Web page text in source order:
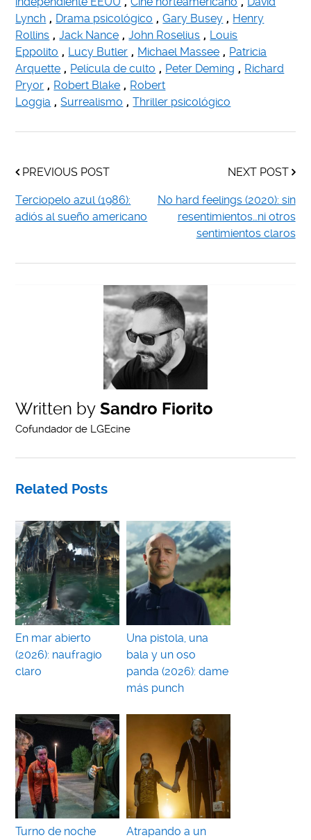
Lynch , Drama psicológico , Gary Busey , Henry
Rollins , Jack Nance , John Roselius , Louis
Eppolito , Lucy Butler , Michael Massee , Patricia
Arquette , Película de culto , Peter Deming , Richard
Pryor , Robert Blake , Robert
Loggia , Surrealismo , Thriller psicológico
PREVIOUS POST
Terciopelo azul (1986):
adiós al sueño americano
NEXT POST
No hard feelings (2020): sin
resentimientos…ni otros
sentimientos claros
Written by Sandro Fiorito
Cofundador de LGEcine
Related Posts
En mar abierto
(2026): naufragio
claro
Una pistola, una
bala y un oso
panda (2026): dame
más punch
Turno de noche
Atrapando a un